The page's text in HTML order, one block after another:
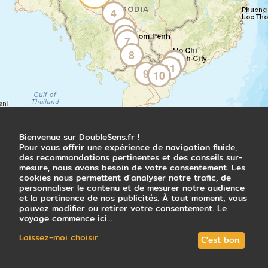
13
12
11
10
9
8
7
6
5
4
Nuit à l'hôtel
Jour 4
Koh Chen et première soirée en bateau
Siem Reap - Koh Chen
Après le déjeuner, vous grimpez à bord d'un
permettent de vous immerger dans les
paysages ruraux du Cambodge, loin du
tourisme de masse. À votre arrivée, vous
embarquez sur le Toum Tiou et rencontrez
l'équipage francophone. Après un cocktail
de bienvenue puis un premier dîner, vous
vous installez confortablement dans votre
cabine pour votre toute première nuit sur
l'eau.
Bienvenue sur DoubleSens.fr !
Pour vous offrir une expérience de navigation fluide,
des recommandations pertinentes et des conseils sur-
mesure, nous avons besoin de votre consentement. Les
cookies nous permettent d'analyser notre trafic, de
personnaliser le contenu et de mesurer notre audience
et la pertinence de nos publicités. À tout moment, vous
pouvez modifier ou retirer votre consentement. Le
voyage commence ici…
Laissez-moi choisir
C'est bon.